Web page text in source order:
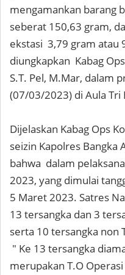
mengamankan barang
seberat 150,63 gram,
ekstasi 3,79 gram atau
diungkapkan Kabag
S.T. Pel, M.Mar, dalam
(07/03/2023) di Aula Tri
Dijelaskan Kabag Ops
seizin Kapolres Bangka
bahwa dalam
2023, yang dimulai
5 Maret 2023. Satres
13 tersangka dan 3
serta 10 tersangka non
" Ke 13 tersangka
merupakan T.O